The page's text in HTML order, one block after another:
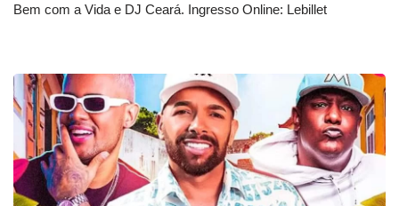
Bem com a Vida e DJ Ceará. Ingresso Online: Lebillet